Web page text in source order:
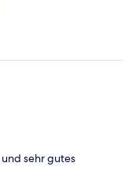
und sehr gutes